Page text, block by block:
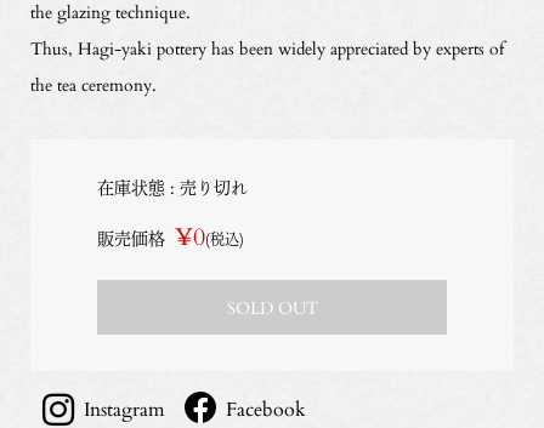
the glazing technique.
Thus, Hagi-yaki pottery has been widely appreciated by experts of
the tea ceremony.
在庫状態 : 売り切れ
販売価格 ¥0(税込)
SOLD OUT
Instagram Facebook